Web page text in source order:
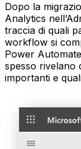
Dopo la
Analytics
traccia di quali
workflow si
Power
spesso rivelano
importanti e